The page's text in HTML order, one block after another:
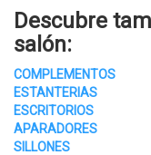
Descubre
salón:
COMPLEMENTOS
ESTANTERIAS
ESCRITORIOS
APARADORES
SILLONES